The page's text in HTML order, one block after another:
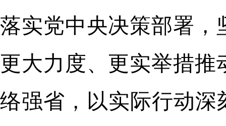
落实党中央决策部署
更大力度、更实举措
络强省，以实际行动深